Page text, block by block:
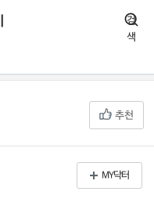
검
색
추천
MY닥터